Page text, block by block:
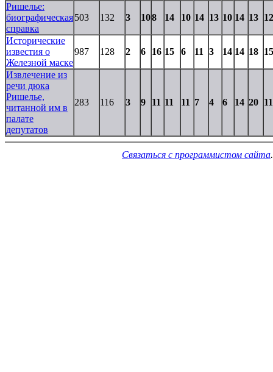
Ришелье:
биографическая
справка
503 132 3 108 14 10 14 13 10 14 13 12
Исторические
известия о
Железной маске
987 128 2 6 16 15 6 11 3 14 14 18 15
Извлечение из
речи дюка
Ришелье,
читанной им в
палате
депутатов
283 116 3 9 11 11 11 7 4 6 14 20 11
Связаться с программистом сайта.